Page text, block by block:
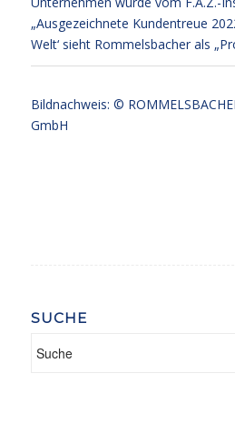
„Ausgezeichnete Kundentreue
Welt‘ sieht Rommelsbacher als
Bildnachweis: ©
GmbH
SUCHE